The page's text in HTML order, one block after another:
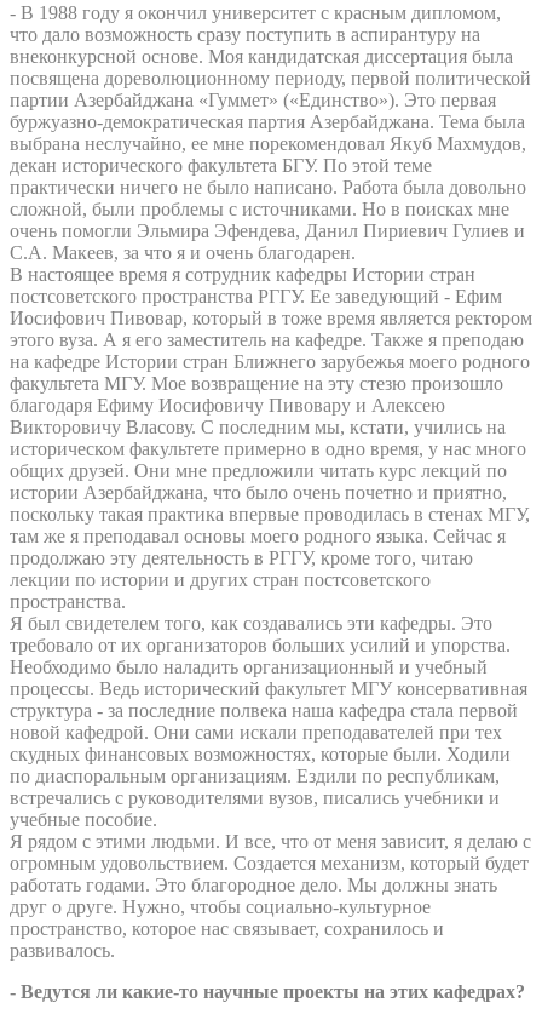
- В 1988 году я окончил университет с красным дипломом,
что дало возможность сразу поступить в аспирантуру на
внеконкурсной основе. Моя кандидатская диссертация была
посвящена дореволюционному периоду, первой политической
партии Азербайджана «Гуммет» («Единство»). Это первая
буржуазно-демократическая партия Азербайджана. Тема была
выбрана неслучайно, ее мне порекомендовал Якуб Махмудов,
декан исторического факультета БГУ. По этой теме
практически ничего не было написано. Работа была довольно
сложной, были проблемы с источниками. Но в поисках мне
очень помогли Эльмира Эфендева, Данил Пириевич Гулиев и
С.А. Макеев, за что я и очень благодарен.
В настоящее время я сотрудник кафедры Истории стран
постсоветского пространства РГГУ. Ее заведующий - Ефим
Иосифович Пивовар, который в тоже время является ректором
этого вуза. А я его заместитель на кафедре. Также я преподаю
на кафедре Истории стран Ближнего зарубежья моего родного
факультета МГУ. Мое возвращение на эту стезю произошло
благодаря Ефиму Иосифовичу Пивовару и Алексею
Викторовичу Власову. С последним мы, кстати, учились на
историческом факультете примерно в одно время, у нас много
общих друзей. Они мне предложили читать курс лекций по
истории Азербайджана, что было очень почетно и приятно,
поскольку такая практика впервые проводилась в стенах МГУ,
там же я преподавал основы моего родного языка. Сейчас я
продолжаю эту деятельность в РГГУ, кроме того, читаю
лекции по истории и других стран постсоветского
пространства.
Я был свидетелем того, как создавались эти кафедры. Это
требовало от их организаторов больших усилий и упорства.
Необходимо было наладить организационный и учебный
процессы. Ведь исторический факультет МГУ консервативная
структура - за последние полвека наша кафедра стала первой
новой кафедрой. Они сами искали преподавателей при тех
скудных финансовых возможностях, которые были. Ходили
по диаспоральным организациям. Ездили по республикам,
встречались с руководителями вузов, писались учебники и
учебные пособие.
Я рядом с этими людьми. И все, что от меня зависит, я делаю с
огромным удовольствием. Создается механизм, который будет
работать годами. Это благородное дело. Мы должны знать
друг о друге. Нужно, чтобы социально-культурное
пространство, которое нас связывает, сохранилось и
развивалось.
- Ведутся ли какие-то научные проекты на этих кафедрах?